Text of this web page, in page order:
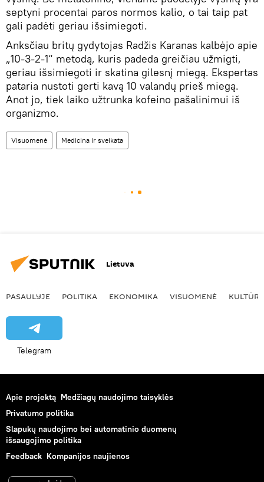
septyni procentai paros normos kalio, o tai taip pat
gali padėti geriau išsimiegoti.
Anksčiau britų gydytojas Radžis Karanas kalbėjo apie
„10-3-2-1“ metodą, kuris padeda greičiau užmigti,
geriau išsimiegoti ir skatina gilesnį miegą. Ekspertas
pataria nustoti gerti kavą 10 valandų prieš miegą.
Anot jo, tiek laiko užtrunka kofeino pašalinimui iš
organizmo.
Visuomenė Medicina ir sveikata
Lietuva
PASAULYJE POLITIKA EKONOMIKA VISUOMENĖ KULTŪRA
Telegram
Apie projektą Medžiagų naudojimo taisyklės
Privatumo politika
Slapukų naudojimo bei automatinio duomenų
išsaugojimo politika
Feedback Kompanijos naujienos